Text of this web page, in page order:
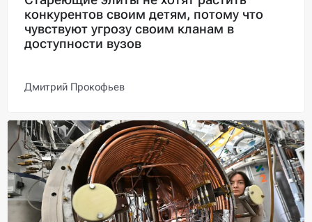
конкурентов своим детям, потому что
чувствуют угрозу своим кланам в
доступности вузов
Дмитрий Прокофьев